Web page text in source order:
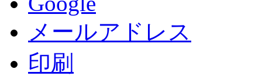
メールアドレス
印刷